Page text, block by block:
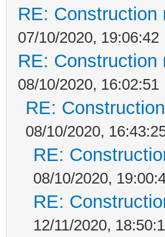
RE:
07/10/2020, 19:06:42
RE:
08/10/2020, 16:02:51
RE:
08/10/2020,
RE:
08/10/2020,
RE:
12/11/2020,